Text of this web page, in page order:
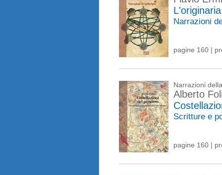
Narrazioni
pagine 160 |
Narrazioni
Alberto
Scritture e
pagine 160 |